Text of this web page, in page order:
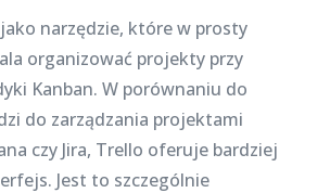
narzędzie, które w prosty
organizować projekty przy
Kanban. W porównaniu do
do zarządzania projektami
czy Jira, Trello oferuje bardziej
Jest to szczególnie